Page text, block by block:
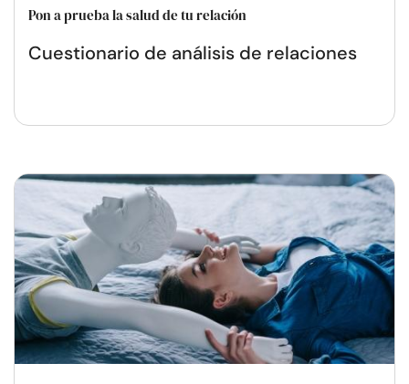
Pon a prueba la salud de tu relación
Cuestionario de análisis de relaciones